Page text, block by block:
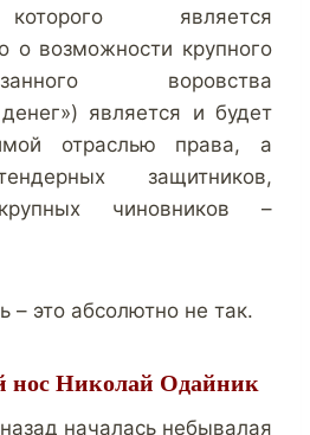
является
о возможности крупного
воровства
является и будет
отраслью права, а
защитников,
чиновников –
– это абсолютно не так.
нос Николай Одайник
началасьнебывалая